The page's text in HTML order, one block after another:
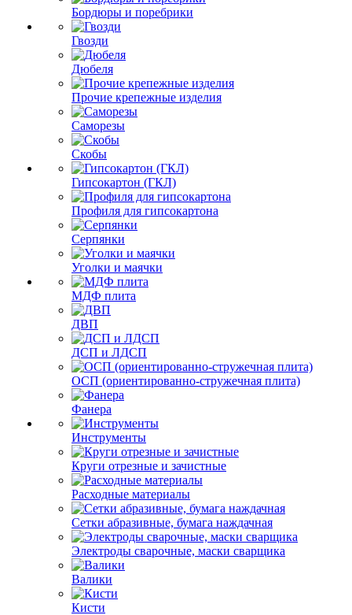
Бордюры и поребрики
Гвозди
Дюбеля
Прочие крепежные изделия
Саморезы
Скобы
Гипсокартон (ГКЛ)
Профиля для гипсокартона
Серпянки
Уголки и маячки
МДФ плита
ДВП
ДСП и ЛДСП
ОСП (ориентированно-стружечная плита)
Фанера
Инструменты
Круги отрезные и зачистные
Расходные материалы
Сетки абразивные, бумага наждачная
Электроды сварочные, маски сварщика
Валики
Кисти